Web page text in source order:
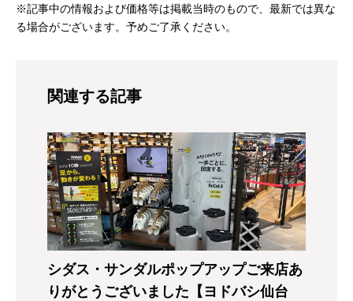
※記事中の情報および価格等は掲載当時のもので、最新では異な
る場合がございます。予めご了承ください。
関連する記事
シダス・サンダルポップアップご来店あ
りがとうございました【ヨドバシ仙台